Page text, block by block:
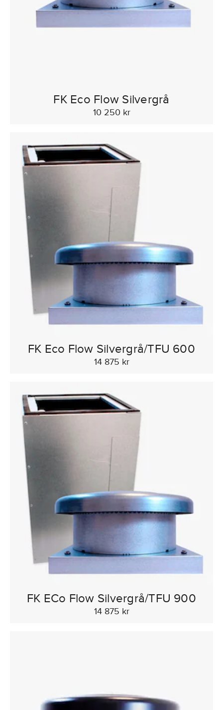
FK Eco Flow Silvergrå
10 250 kr
FK Eco Flow Silvergrå/TFU 600
14 875 kr
FK ECo Flow Silvergrå/TFU 900
14 875 kr